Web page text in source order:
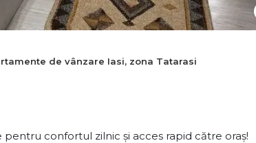
de vânzare Iasi, zona Tatarasi
confortul zilnic și acces rapid către oraș!